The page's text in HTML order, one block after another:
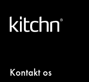
Kontakt os